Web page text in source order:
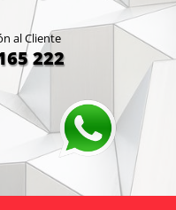
al Cliente
222